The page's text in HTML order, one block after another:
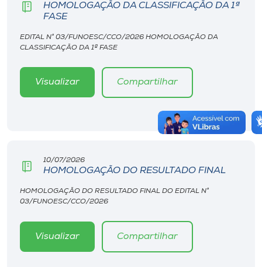
HOMOLOGAÇÃO DA CLASSIFICAÇÃO DA 1ª
FASE
EDITAL N° 03/FUNOESC/CCO/2026 HOMOLOGAÇÃO DA
CLASSIFICAÇÃO DA 1ª FASE
Visualizar Compartilhar
10/07/2026
HOMOLOGAÇÃO DO RESULTADO FINAL
HOMOLOGAÇÃO DO RESULTADO FINAL DO EDITAL N°
03/FUNOESC/CCO/2026
Visualizar Compartilhar